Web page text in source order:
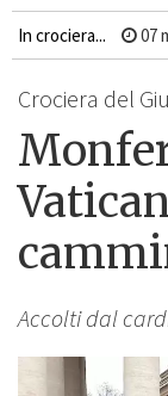
In crociera... 07
Crociera del
Accolti dal